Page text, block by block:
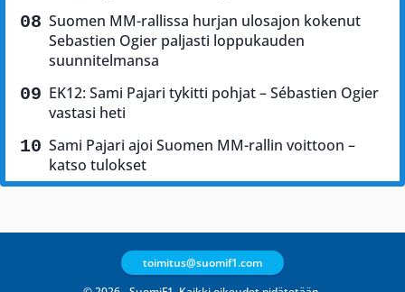
Suomen MM-rallissa hurjan ulosajon kokenut
Sebastien Ogier paljasti loppukauden
suunnitelmansa
EK12: Sami Pajari tykitti pohjat – Sébastien Ogier
vastasi heti
Sami Pajari ajoi Suomen MM-rallin voittoon –
katso tulokset
toimitus@suomif1.com